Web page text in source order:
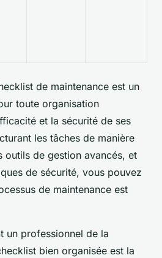
de maintenance est un
toute organisation
et la sécurité de ses
les tâches de manière
outils de gestion avancés, et
de sécurité, vous pouvez
de maintenance est
un professionnel de la
bien organisée est la